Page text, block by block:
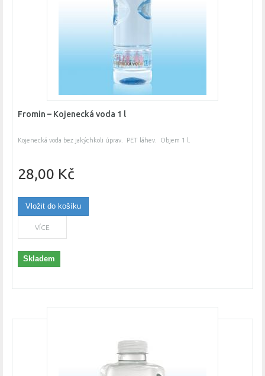
Fromin – Kojenecká voda 1 l
Kojenecká voda bez jakýchkoli úprav. PET láhev. Objem 1 l.
28,00 Kč
Vložit do košíku
VÍCE
Skladem